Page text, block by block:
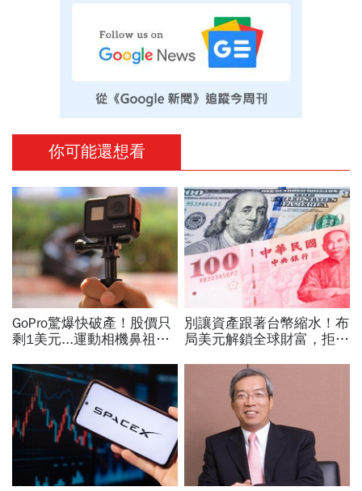
你可能還想看
GoPro驚爆快破產！股價只
剩1美元...運動相機鼻祖為
擊：記憶體價格太失控
別讓資產跟著台幣縮水！布
局美元解鎖全球財富，拒絕
造高防禦資產